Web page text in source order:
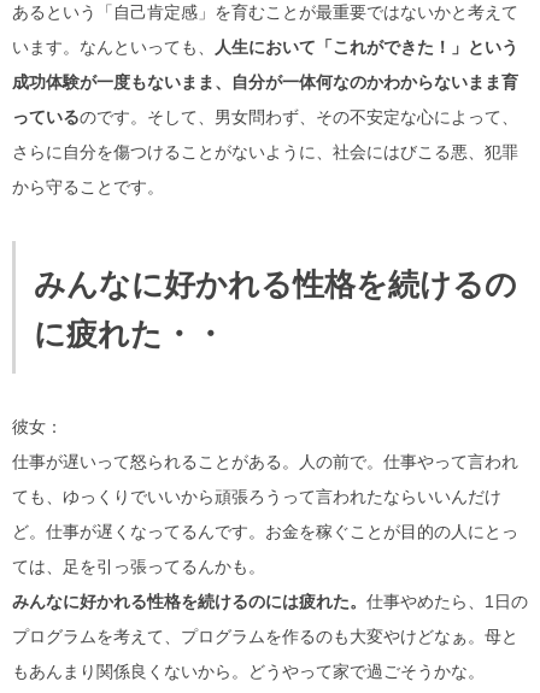
あるという「自己肯定感」を育むことが最重要ではないかと考えて
います。なんといっても、
人生において「これができた！」という
成功体験が一度もないまま、自分が一体何なのかわからないまま育
っているのです。そして、男女問わず、その不安定な心によって、
さらに自分を傷つけることがないように、社会にはびこる悪、犯罪
から守ることです。
みんなに好かれる性格を続けるの
に疲れた・・
彼女：
仕事が遅いって怒られることがある。人の前で。仕事やって言われ
ても、ゆっくりでいいから頑張ろうって言われたならいいんだけ
ど。仕事が遅くなってるんです。お金を稼ぐことが目的の人にとっ
ては、足を引っ張ってるんかも。
みんなに好かれる性格を続けるのには疲れた。 仕事やめたら、1日の
プログラムを考えて、プログラムを作るのも大変やけどなぁ。母と
もあんまり関係良くないから。どうやって家で過ごそうかな。